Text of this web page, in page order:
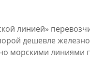
линией»
дешевле
морскими линиями